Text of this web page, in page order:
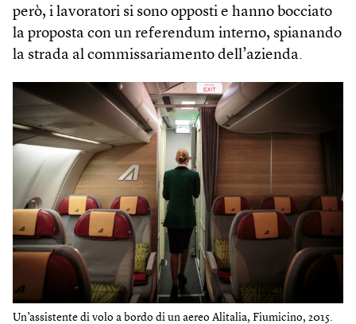
però, i lavoratori si sono opposti e hanno bocciato
la proposta con un referendum interno, spianando
la strada al commissariamento dell’azienda.
Un’assistente di volo a bordo di un aereo Alitalia, Fiumicino, 2015.